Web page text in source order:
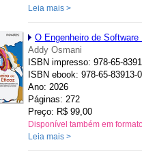
Leia mais >
O Engenheiro de Software
Addy Osmani
ISBN impresso: 978-65-
ISBN ebook: 978-65-83913-
Ano: 2026
Páginas: 272
Preço: R$ 99,00
Disponível também em
Leia mais >